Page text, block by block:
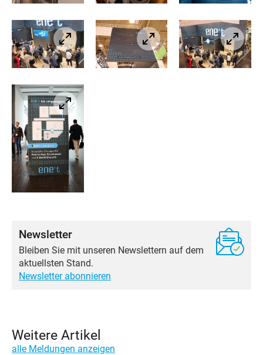
Newsletter
Bleiben Sie mit unseren Newslettern auf dem
aktuellsten Stand.
Newsletter abonnieren
Weitere Artikel
alle Meldungen anzeigen